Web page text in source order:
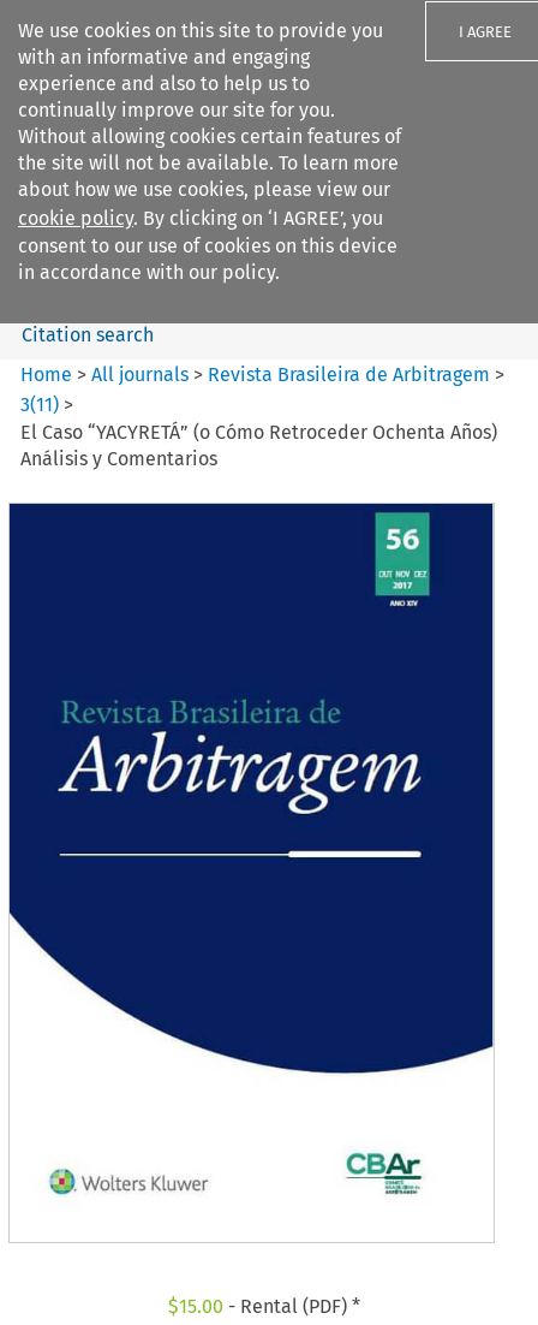
We use cookies on this site to provide you
with an informative and engaging
experience and also to help us to
continually improve our site for you.
Without allowing cookies certain features of
the site will not be available. To learn more
about how we use cookies, please view our
cookie policy. By clicking on ‘I AGREE’, you
consent to our use of cookies on this device
in accordance with our policy.
I AGREE
Search filters
Revista Brasileira de
Arbitragem
Search content
Citation search
Home >All journals > Revista Brasileira de Arbitragem >
3(11) >
El Caso “YACYRETÁ” (o Cómo Retroceder Ochenta Años)
Análisis y Comentarios
$15.00 - Rental (PDF) *